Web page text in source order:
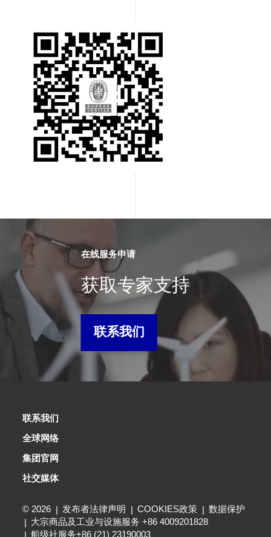
在线服务申请
获取专家支持
联系我们
联系我们
全球网络
集团官网
社交媒体
© 2026 发布者法律声明 COOKIES政策
数据保护
大宗商品及工业与设施服务 +86 4009201828
船级社服务+86 (21) 23190003